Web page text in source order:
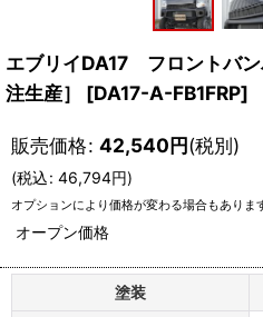
エブリイDA17 フロントバ
注生産］
[DA17-A-FB1FRP]
販売価格: 42,540円(税別)
(税込: 46,794円)
オプションにより価格が変わる場合もありま
オープン価格
塗装